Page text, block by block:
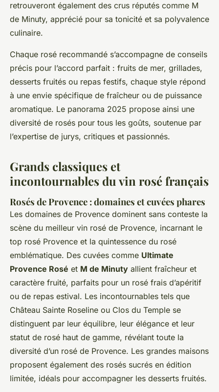
retrouveront également des crus réputés comme M
de Minuty, apprécié pour sa tonicité et sa polyvalence
culinaire.
Chaque rosé recommandé s’accompagne de conseils
précis pour l’accord parfait : fruits de mer, grillades,
desserts fruités ou repas festifs, chaque style répond
à une envie spécifique de fraîcheur ou de puissance
aromatique. Le panorama 2025 propose ainsi une
diversité de rosés pour tous les goûts, soutenue par
l’expertise de jurys, critiques et passionnés.
Grands classiques et
incontournables du vin rosé français
Rosés de Provence : domaines et cuvées phares
Les domaines de Provence dominent sans conteste la
scène du meilleur vin rosé de Provence, incarnant le
top rosé Provence et la quintessence du rosé
emblématique. Des cuvées comme Ultimate
Provence Rosé et M de Minuty allient fraîcheur et
caractère fruité, parfaits pour un rosé frais d’apéritif
ou de repas estival. Les incontournables tels que
Château Sainte Roseline ou Clos du Temple se
distinguent par leur équilibre, leur élégance et leur
statut de rosé haut de gamme, révélant toute la
diversité d’un rosé de Provence. Les grandes maisons
proposent également des rosés sucrés en édition
limitée, idéals pour accompagner les desserts fruités.